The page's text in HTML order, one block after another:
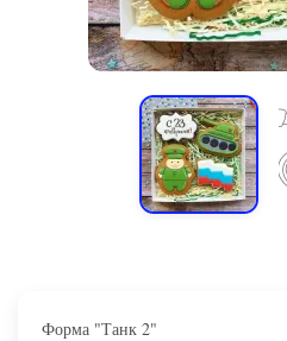
Форма "Танк 2"